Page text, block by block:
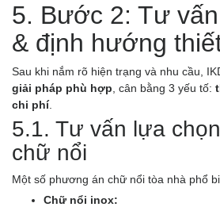
5. Bước 2: Tư
& định hướng
Sau khi nắm rõ hiện trạng và nhu cầu,
giải pháp phù hợp , cân bằng 3 yếu tố:
chi phí.
5.1. Tư vấn lựa
chữ nổi
Một số phương án chữ nổi tòa nhà phổ
Chữ nổi inox: